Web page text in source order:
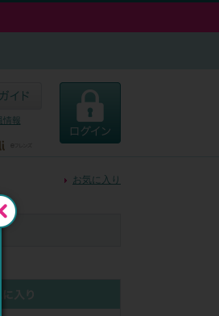
情報
お気に入り